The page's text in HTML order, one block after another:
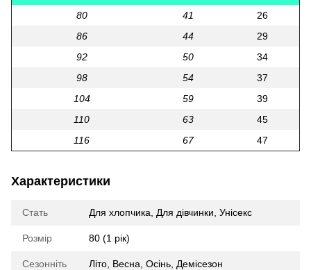
80
41
26
86
44
29
92
50
34
98
54
37
104
59
39
110
63
45
116
67 47
Характеристики
Стать Для хлопчика Для дівчинки Унісекс
Розмір 80 (1 рік)
Сезонніть Літо Весна Осінь Демісезон